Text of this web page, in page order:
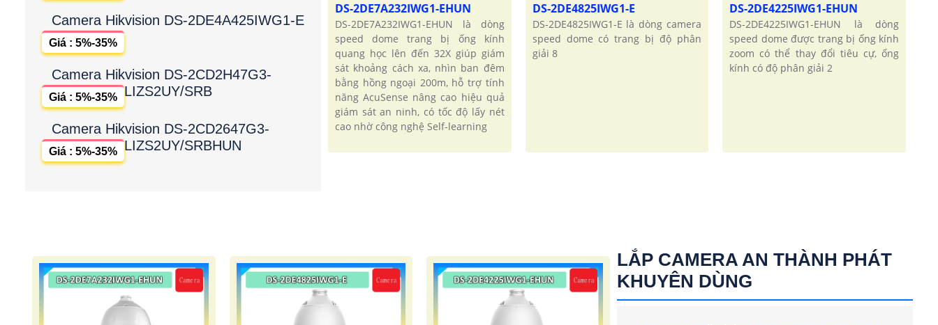
Camera Hikvision DS-2DE4A425IWG1-E
Giá : 5%-35%
Camera Hikvision DS-2CD2H47G3-
LIZS2UY/SRB
Giá : 5%-35%
Camera Hikvision DS-2CD2647G3-
LIZS2UY/SRBHUN
Giá : 5%-35%
DS-2DE7A232IWG1-EHUN
DS-2DE7A232IWG1-EHUN là dòng
speed dome trang bị ống kính
quang học lên đến 32X giúp giám
sát khoảng cách xa, nhìn ban đêm
bằng hồng ngoại 200m, hỗ trợ tính
năng AcuSense nâng cao hiệu quả
giám sát an ninh, có tốc độ lấy nét
cao nhờ công nghệ Self-learning
DS-2DE4825IWG1-E
DS-2DE4825IWG1-E là dòng camera
speed dome có trang bị độ phân
giải 8
DS-2DE4225IWG1-EHUN
DS-2DE4225IWG1-EHUN là dòng
speed dome được trang bị ống kính
zoom có thể thay đổi tiêu cự, ống
kính có độ phân giải 2
LẮP CAMERA AN THÀNH PHÁT
KHUYÊN DÙNG